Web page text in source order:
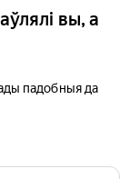
вы, а
падобныя да